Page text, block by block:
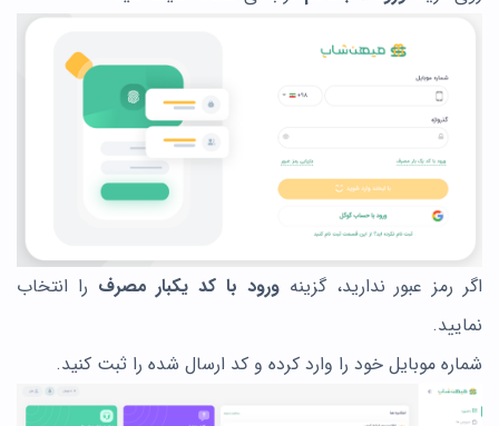
اگر رمز عبور ندارید، گزینهورود با کد یکبار مصرف را انتخاب
نمایید.
شماره موبایل خود را وارد کرده و کد ارسال شده را ثبت کنید.